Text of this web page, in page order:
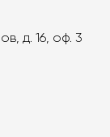
д. 16, оф. 3